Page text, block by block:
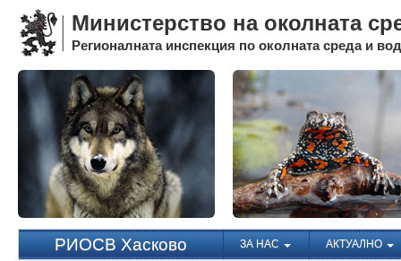
Министерство на околната
Регионалната инспекция по околната среда и
РИОСВ Хасково ЗА НАС АКТУАЛНО